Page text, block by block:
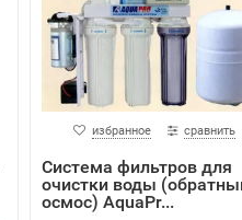
избранное сравнить
Система фильтров для
очистки воды
осмос) AquaPr...